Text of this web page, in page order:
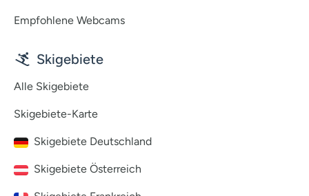
Empfohlene Webcams
Skigebiete
Alle Skigebiete
Skigebiete-Karte
Skigebiete Deutschland
Skigebiete Österreich